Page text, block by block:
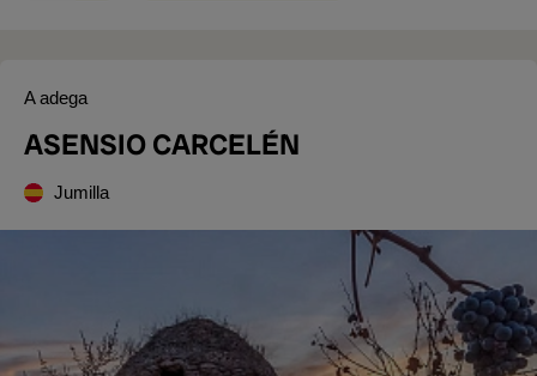
A adega
ASENSIO CARCELÉN
Jumilla